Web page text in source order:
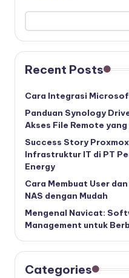
Recent Posts
Cara Integrasi
Panduan Synology
Akses File Remote yang
Success Story
Infrastruktur IT di PT
Energy
Cara Membuat User
NAS dengan Mudah
Mengenal Navicat:
Management untuk
Categories